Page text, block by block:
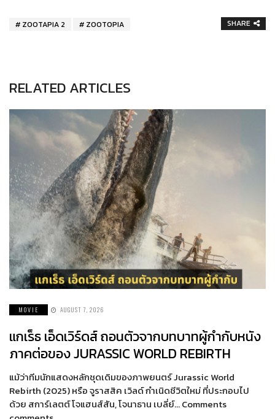
ZOOTAPIA 2 ZOOTOPIA SHARE
RELATED ARTICLES
MOVIE AUGUST 7, 2026
แกเร็ธ เอ็ดเวิร์ดส์ ถอนตัวจากบทบาทผู้กำกับหนัง
ภาคต่อของ JURASSIC WORLD REBIRTH
แม้ว่าทีมนักแสดงหลักชุดเดิมของภาพยนตร์ Jurassic World
Rebirth (2025) หรือ จูราสสิค เวิลด์ กำเนิดชีวิตใหม่ ที่ประกอบไป
ด้วย สการ์เลตต์ โจแฮนส์สัน, โจนาธาน เบลี่ย์… Comments